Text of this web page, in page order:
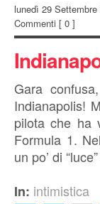
lunedì 29 Settembre
Commenti [ 0 ]
Gara
Indianapolis!
pilota che ha
Formula 1.
un po’ di
In: intimistica